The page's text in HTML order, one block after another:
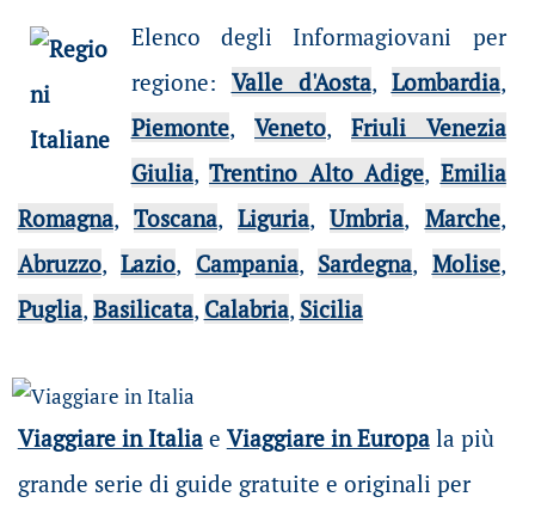
Elenco degli Informagiovani per
regione: Valle d'Aosta, Lombardia,
Piemonte, Veneto,Friuli Venezia
Giulia,Trentino Alto Adige, Emilia
Romagna, Toscana,Liguria,Umbria, Marche,
Abruzzo,Lazio, Campania, Sardegna, Molise,
Puglia, Basilicata, Calabria, Sicilia
Viaggiare in Italiae Viaggiare in Europala più
grande serie di guide gratuite e originali per